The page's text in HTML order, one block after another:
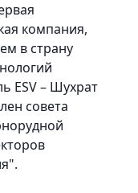
компания,
в страну
ESV – Шухрат
совета